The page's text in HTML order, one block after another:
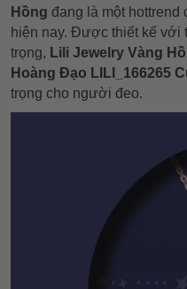
Hồng đang là một hottrend
hiện nay. Được thiết kế với
trọng, Lili Jewelry Vàng
Hoàng Đạo LILI_166265
trọng cho người đeo.